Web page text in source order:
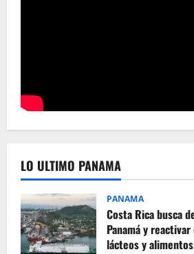
LO ULTIMO PANAMA
PANAMA
Costa Rica busca
Panamá y
lácteos y alimentos